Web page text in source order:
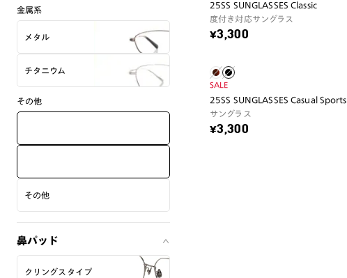
金属系
メタル
チタニウム
その他
その他
鼻パッド
クリングスタイプ
25SS SUNGLASSES Classic
度付き対応サングラス
¥3,300
SALE
25SS SUNGLASSES Casual Sports
サングラス
¥3,300